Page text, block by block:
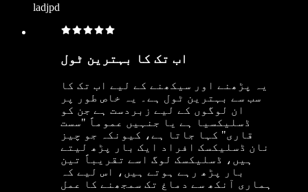
ladjpd
اب تک کا بہترین ٹول
یہ پڑھنے اور سیکھنے کے لیے اب تک کا
سب سے بہترین ٹول ہے۔ یہ خاص طور پر
ان لوگوں کے لیے زبردست ہے جن کو
ڈسلیکسیا ہے یا جنہیں عموماً "سست
قاری" کہا جاتا ہے، کیونکہ جو چیز
نان ڈسلیکسک افراد ایک بار پڑھ لیتے
ہیں، ڈسلیکسک لوگ اسے تقریباً تین
بار پڑھ رہے ہوتے ہیں، اس لیے کہ
ہماری آنکھ سے دماغ تک سمجھنے کا عمل